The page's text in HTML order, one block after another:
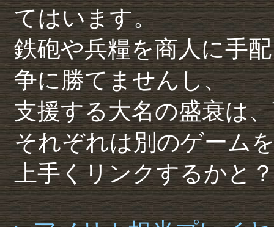
てはいます。
鉄砲や兵糧を商人に手
争に勝てませんし、
支援する大名の盛衰は
それぞれは別のゲーム
上手くリンクするかと？